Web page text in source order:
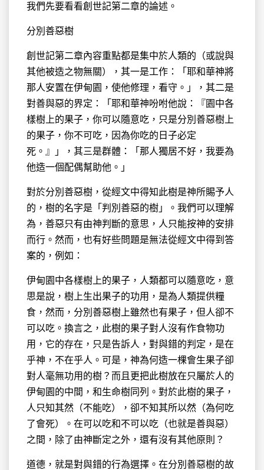
我們先要看看創世記第二章的論述。
分別善惡樹
創世記第二章內容重點都是集中於人類的（或說與
其他被造之物無關），其一是工作：「耶和華神將
那人安置在伊甸園，使他修理，看守。」，其二是
對善與惡的界定：「耶和華神吩咐他說：『園中各
樣樹上的果子，你可以隨意吃，只是分別善惡樹上
的果子，你不可吃，因為你吃的日子必定
死。』」，其三是群體：「那人獨居不好，我要為
他造一個配偶幫助他。」
對於分別善惡樹，從經文中得知此樹是神所賜予人
的，樹的名字是「判別善惡的樹」。我們可以理解
為，善惡只有由神判斷的意思，人只能按神的安排
而行。然而，也有好些問題是無法從經文中得到答
案的，例如：
伊甸園中各樣樹上的果子，人類都可以隨意吃，意
思是說，樹上生出果子的功用，是為人類提供糧
食，然而，分別善惡樹上雖然也有果子，但人卻不
可以吃。換言之，此樹的果子對人沒有作食物功
用，它的存在，只是告訴人，對與錯的判定，是在
乎神，不在乎人。可是，神為何造一棵會生果子卻
對人毫無功用的樹？而且更把此樹放在只屬於人的
伊甸園的中間，和生命樹同列。對於此樹的果子，
人只知其然（不能吃），卻不知其所以然（為何吃
了會死）。在可以吃和不可以吃（也就是善與惡）
之間，除了由神斷定之外，還有沒有其他原則？
道德，就是對與錯的行為選擇。在分別善惡樹的故